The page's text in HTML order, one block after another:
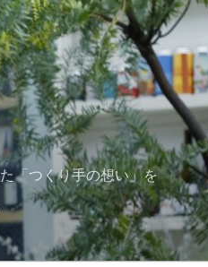
「つくり手の想い」を